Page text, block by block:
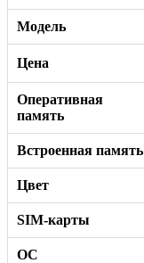
Модель
Цена
Оперативная
память
Встроенная память
Цвет
SIM-карты
ОС